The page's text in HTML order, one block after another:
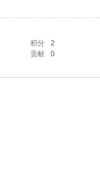
积分
2
贡献 0